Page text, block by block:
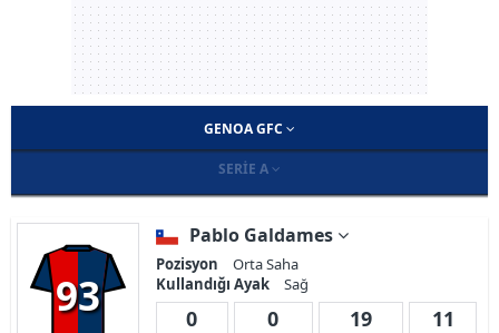
GENOA GFC
SERIE A
93
Pablo Galdames
Pozisyon
Orta Saha
Kullandığı Ayak
Sağ
0 0 19 11